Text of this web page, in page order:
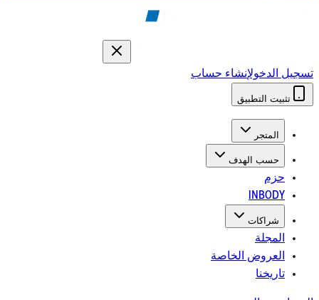
تسجيل الدخولإنشاء حساب
تثبيت التطبيق
المتجر
حسب الهدف
حزم
INBODY
شراكات
المجلة
العروض الخاصة
تاريخنا